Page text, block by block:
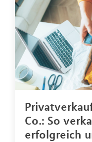
Co.: So
erfolgreich